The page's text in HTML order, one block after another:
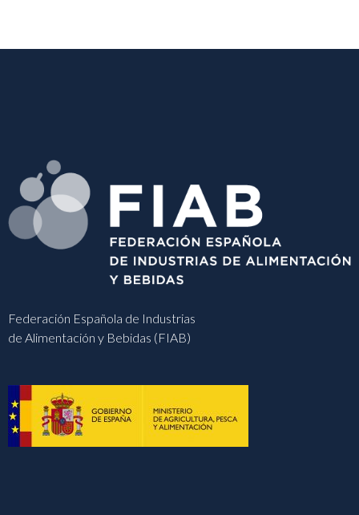
Federación Española de Industrias
de Alimentación y Bebidas (FIAB)